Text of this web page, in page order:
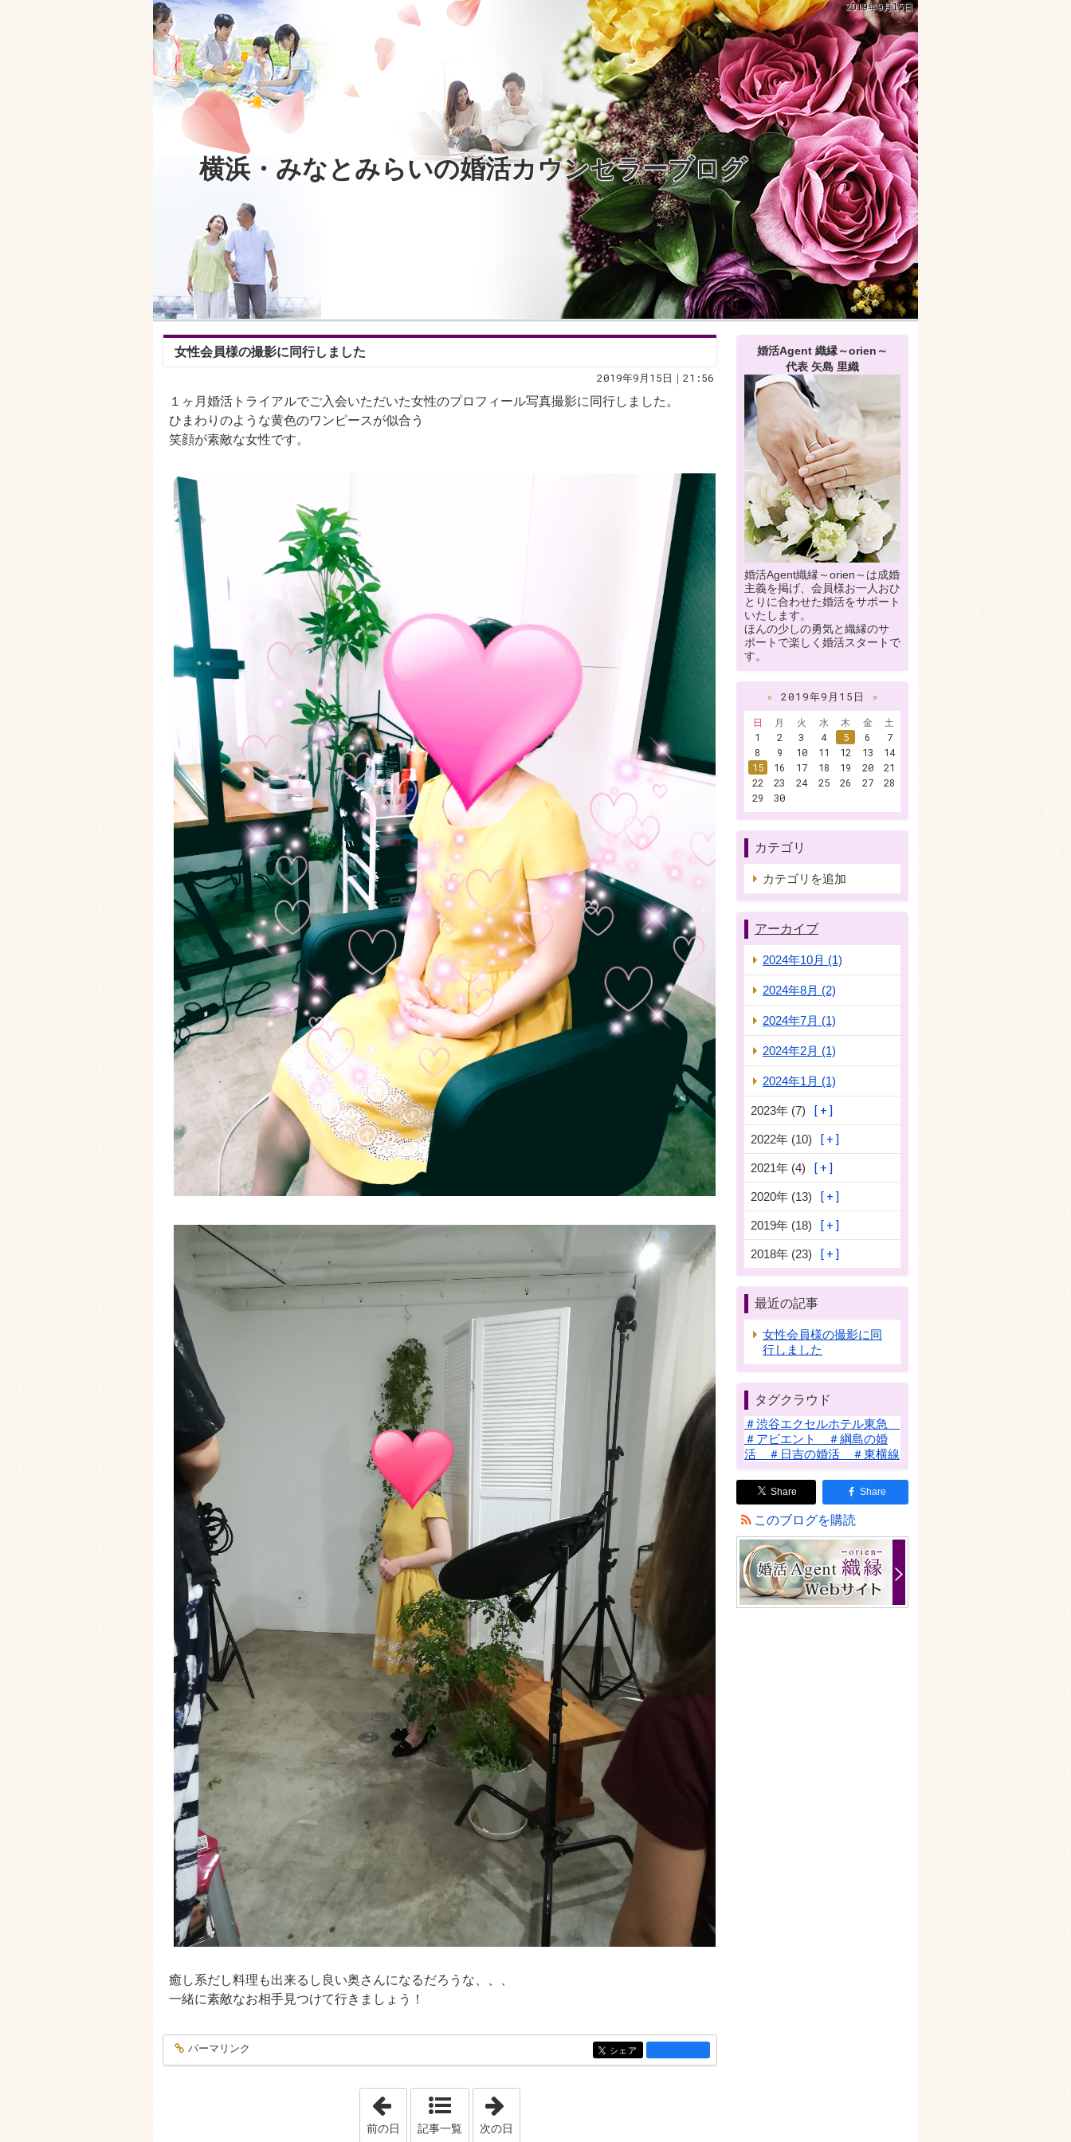
2019年9月15日
横浜・みなとみらいの婚活カウンセラーブログ
女性会員様の撮影に同行しました
2019年9月15日｜21:56
１ヶ月婚活トライアルでご入会いただいた女性のプロフィール写真撮影に同行しました。
ひまわりのような黄色のワンピースが似合う
笑顔が素敵な女性です。
癒し系だし料理も出来るし良い奥さんになるだろうな、、、
一緒に素敵なお相手見つけて行きましょう！
entry1326
パーマリンク entry1326
シェア
「2019年9月 5日」
前の日 記事一覧 次の日
婚活Agent 織縁～orien～
代表 矢島 里織
婚活Agent織縁～orien～は成婚
主義を掲げ、会員様お一人おひ
とりに合わせた婚活をサポート
いたします。
ほんの少しの勇気と織縁のサ
ポートで楽しく婚活スタートで
す。
« 2019年9月15日
»
日
月 火 水 木 金
土
1
2 3 4 5 6
7
8
9 10 11 12 13
14
15
16 17 18 19 20
21
22
23 24 25 26 27
28
29
30
カテゴリ
カテゴリを追加
アーカイブ
2024年10月 (1)
2024年8月 (2)
2024年7月 (1)
2024年2月 (1)
2024年1月 (1)
2023年 (7)
2022年 (10)
2021年 (4)
2020年 (13)
2019年 (18)
2018年 (23)
最近の記事
女性会員様の撮影に同
行しました
タグクラウド
＃渋谷エクセルホテル東急
＃アビエント ＃綱島の婚
活 ＃日吉の婚活 ＃東横線
Share Share
このブログを購読